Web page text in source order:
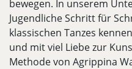
bewegen. In unserem
Jugendliche Schritt für
klassischen Tanzes
und mit viel Liebe zur
Methode von Agrippina